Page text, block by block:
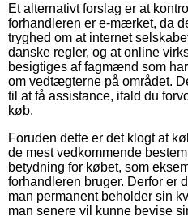
Et alternativt forslag er at
forhandleren er e-mærket, da
tryghed om at internet
danske regler, og at online
besigtiges af fagmænd som
om vedtægterne på området.
til at få assistance, ifald du
køb.
Foruden dette er det klogt at
de mest vedkommende
betydning for købet, som
forhandleren bruger. Derfor er
man permanent beholder sin
man senere vil kunne bevise